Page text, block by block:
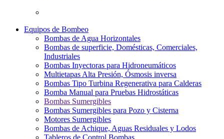
Equipos de Bombeo
Bombas de Agua Horizontales
Bombas de superficie, Domésticas, Comerciales,
Industriales
Bombas Inyectoras para Hidroneumáticos
Multietapas Alta Presión, Ósmosis inversa
Bombas Tipo Turbina Regenerativa para Calderas
Bomba Manual para Pruebas Hidrostáticas
Bombas Sumergibles
Bombas Sumergibles para Pozo y Cisterna
Motores Sumergibles
Bombas de Achique, Aguas Residuales y Lodos
Tableros de Control Bombas